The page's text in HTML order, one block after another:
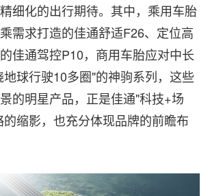
细化的出行期待。其中，乘用车胎
需求打造的佳通舒适F26、定位高
佳通驾控P10，商用车胎应对中长
球行驶10多圈"的神驹系列，这些
的明星产品，正是佳通"科技+场
缩影，也充分体现品牌的前瞻布